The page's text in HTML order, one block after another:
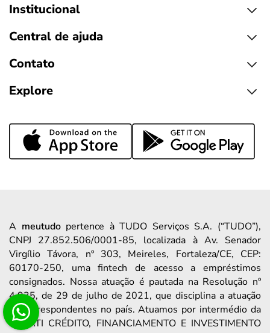
Institucional
Central de ajuda
Contato
Explore
A meutudopertence à TUDO Serviços S.A. (“TUDO”),
CNPJ 27.852.506/0001-85, localizada à Av. Senador
Virgílio Távora, nº 303, Meireles, Fortaleza/CE, CEP:
60170-250, uma fintech de acesso a empréstimos
consignados. Nossa atuação é pautada na Resolução nº
4.935, de 29 de julho de 2021, que disciplina a atuação
de correspondentes no país. Atuamos por intermédio da
PARATI CRÉDITO, FINANCIAMENTO E INVESTIMENTO